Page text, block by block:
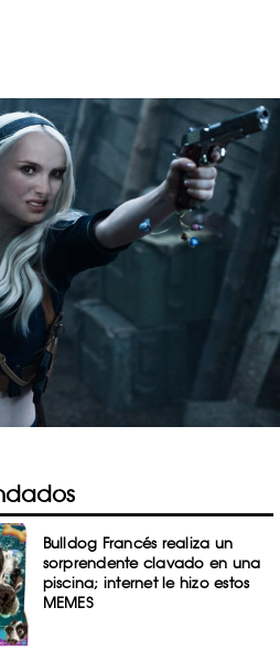
Bulldog Francés realiza un
sorprendente clavado en una
piscina; internet le hizo estos
MEMES